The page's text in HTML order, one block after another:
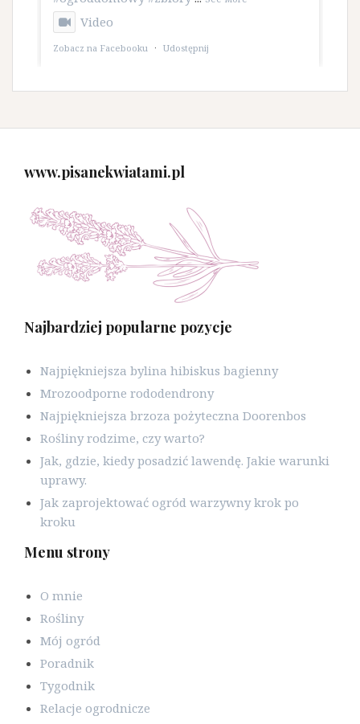
Video
Zobacz na Facebooku · Udostępnij
www.pisanekwiatami.pl
Najbardziej popularne pozycje
Najpiękniejsza bylina hibiskus bagienny
Mrozoodporne rododendrony
Najpiękniejsza brzoza pożyteczna Doorenbos
Rośliny rodzime, czy warto?
Jak, gdzie, kiedy posadzić lawendę. Jakie warunki
uprawy.
Jak zaprojektować ogród warzywny krok po
kroku
Menu strony
O mnie
Rośliny
Mój ogród
Poradnik
Tygodnik
Relacje ogrodnicze